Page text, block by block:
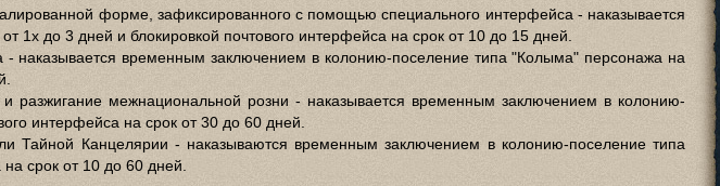
форме, зафиксированного с помощью специального интерфейса - наказывается
до 3 дней и блокировкой почтового интерфейса на срок от 10 до 15 дней.
временным заключением в колонию-поселение типа "Колыма" персонажа на
разжигание межнациональной розни - наказывается временным заключением в колонию-
интерфейса на срок от 30 до 60 дней.
Тайной Канцелярии - наказываются временным заключением в колонию-поселение типа
срок от 10 до 60 дней.